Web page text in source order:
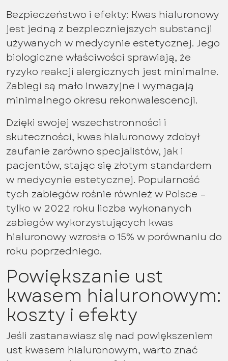
Bezpieczeństwo i efekty: Kwas hialuronowy
jest jedną z bezpieczniejszych substancji
używanych w medycynie estetycznej. Jego
biologiczne właściwości sprawiają, że
ryzyko reakcji alergicznych jest minimalne.
Zabiegi są mało inwazyjne i wymagają
minimalnego okresu rekonwalescencji.
Dzięki swojej wszechstronności i
skuteczności, kwas hialuronowy zdobył
zaufanie zarówno specjalistów, jak i
pacjentów, stając się złotym standardem
w medycynie estetycznej. Popularność
tych zabiegów rośnie również w Polsce –
tylko w 2022 roku liczba wykonanych
zabiegów wykorzystujących kwas
hialuronowy wzrosła o 15% w porównaniu do
roku poprzedniego.
Powiększanie ust
kwasem hialuronowym:
koszty i efekty
Jeśli zastanawiasz się nad powiększeniem
ust kwasem hialuronowym, warto znać